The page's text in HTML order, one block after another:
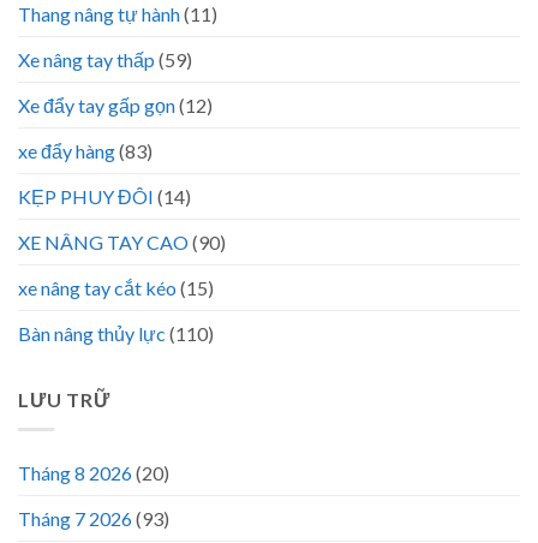
Thang nâng tự hành(11)
Xe nâng tay thấp (59)
Xe đẩy tay gấp gọn(12)
xe đẩy hàng(83)
KẸP PHUY ĐÔI (14)
XE NÂNG TAY CAO(90)
xe nâng tay cắt kéo (15)
Bàn nâng thủy lực (110)
LƯU TRỮ
Tháng 8 2026(20)
Tháng 7 2026(93)